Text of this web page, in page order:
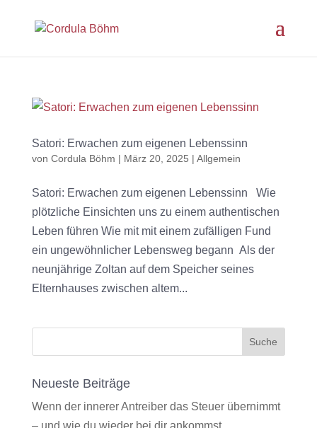
Satori: Erwachen zum eigenen Lebenssinn
von Cordula Böhm | März 20, 2025 | Allgemein
Satori: Erwachen zum eigenen Lebenssinn Wie
plötzliche Einsichten uns zu einem authentischen
Leben führen Wie mit mit einem zufälligen Fund
ein ungewöhnlicher Lebensweg begann Als der
neunjährige Zoltan auf dem Speicher seines
Elternhauses zwischen altem...
Neueste Beiträge
Wenn der innerer Antreiber das Steuer übernimmt
– und wie du wieder bei dir ankommst